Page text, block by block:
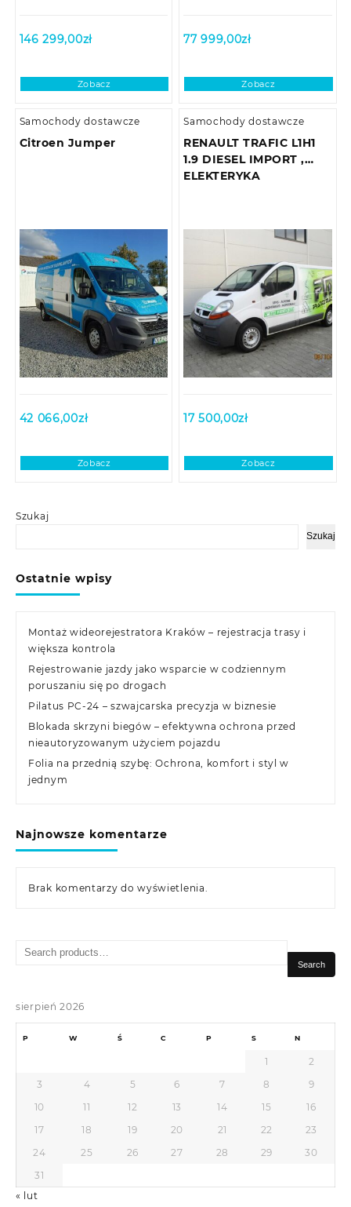
Szukaj
Szukaj
Ostatnie wpisy
Montaż wideorejestratora Kraków – rejestracja trasy i
większa kontrola
Rejestrowanie jazdy jako wsparcie w codziennym
poruszaniu się po drogach
Pilatus PC-24 – szwajcarska precyzja w biznesie
Blokada skrzyni biegów – efektywna ochrona przed
nieautoryzowanym użyciem pojazdu
Folia na przednią szybę: Ochrona, komfort i styl w
jednym
Najnowsze komentarze
Brak komentarzy do wyświetlenia.
146 299,00zł
Zobacz
77 999,00zł
Zobacz
Samochody dostawcze
Citroen Jumper
42 066,00zł
Zobacz
Samochody dostawcze
RENAULT TRAFIC L1H1
1.9 DIESEL IMPORT ,
ELEKTERYKA
17 500,00zł
Zobacz
Search
Search
sierpień 2026
P W Ś C P S N
1
2
3
4 5 6 7 8
9
10
11 12 13 14 15
16
17
18 19 20 21 22
23
24
25 26 27 28 29
30
31
« lut